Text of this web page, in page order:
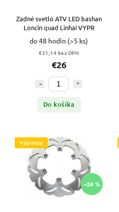
Zadné svetlo ATV LED bashan
Loncin quad Linhai VYPR
do 48 hodín (>5 ks)
€21,14 bez DPH
€26
Do košíka
Výpredaj
–26 %